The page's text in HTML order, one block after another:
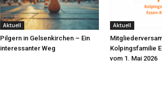
Aktuell
Pilgern in Gelsenkirchen – Ein
interessanter Weg
Aktuell
Kolpingsfamilie
vom 1. Mai 2026